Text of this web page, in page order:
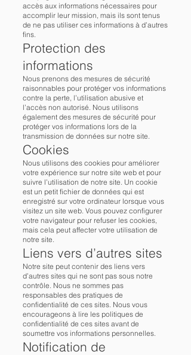
accès aux informations nécessaires pour
accomplir leur mission, mais ils sont tenus
de ne pas utiliser ces informations à d’autres
fins.
Protection des
informations
Nous prenons des mesures de sécurité
raisonnables pour protéger vos informations
contre la perte, l’utilisation abusive et
l’accès non autorisé. Nous utilisons
également des mesures de sécurité pour
protéger vos informations lors de la
transmission de données sur notre site.
Cookies
Nous utilisons des cookies pour améliorer
votre expérience sur notre site web et pour
suivre l’utilisation de notre site. Un cookie
est un petit fichier de données qui est
enregistré sur votre ordinateur lorsque vous
visitez un site web. Vous pouvez configurer
votre navigateur pour refuser les cookies,
mais cela peut affecter votre utilisation de
notre site.
Liens vers d’autres sites
Notre site peut contenir des liens vers
d’autres sites qui ne sont pas sous notre
contrôle. Nous ne sommes pas
responsables des pratiques de
confidentialité de ces sites. Nous vous
encourageons à lire les politiques de
confidentialité de ces sites avant de
soumettre vos informations personnelles.
Notification de